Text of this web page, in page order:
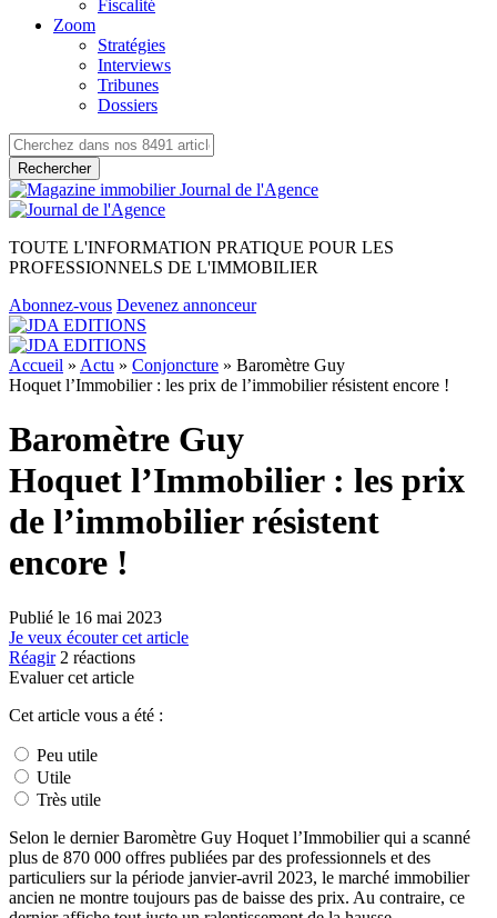
Fiscalité
Zoom
Stratégies
Interviews
Tribunes
Dossiers
Rechercher
TOUTE L'INFORMATION PRATIQUE POUR LES
PROFESSIONNELS DE L'IMMOBILIER
Abonnez-vous Devenez annonceur
Accueil » Actu » Conjoncture » Baromètre Guy
Hoquet l’Immobilier : les prix de l’immobilier résistent encore !
Baromètre Guy
Hoquet l’Immobilier : les prix
de l’immobilier résistent
encore !
Publié le 16 mai 2023
Je veux écouter cet article
Réagir 2 réactions
Evaluer cet article
Cet article vous a été :
Peu utile
Utile
Très utile
Selon le dernier Baromètre Guy Hoquet l’Immobilier qui a scanné
plus de 870 000 offres publiées par des professionnels et des
particuliers sur la période janvier-avril 2023, le marché immobilier
ancien ne montre toujours pas de baisse des prix. Au contraire, ce